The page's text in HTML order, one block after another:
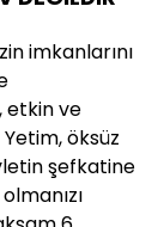
imkanlarını
etkin ve
öksüz
şefkatine